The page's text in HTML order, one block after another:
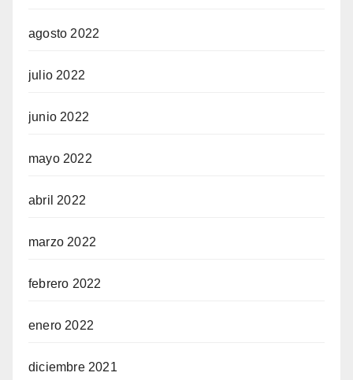
agosto 2022
julio 2022
junio 2022
mayo 2022
abril 2022
marzo 2022
febrero 2022
enero 2022
diciembre 2021